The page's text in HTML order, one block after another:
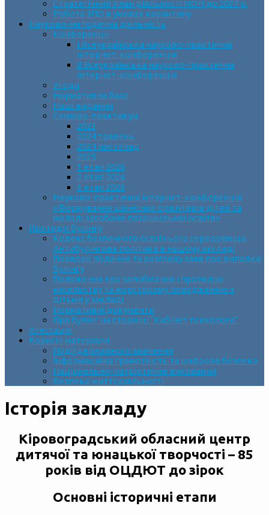
Стратегічний план діяльності МОН до 2027 р.
Робота ЗПО в умовах карантину
Науково-методична діяльність
Конференції
І Всеукраїнська науково-практична
інтернет-конференція
ІІ Всеукраїнська науково-практична
інтернет-конференція
Угоди
Нормативна база
Наші видання
Семінар-практикум
2023
2024 травень
2024 листопад
2025
1 етап 2026
2 етап 2026
3 етап 2026
Науково-практична інтернет-конференція
«Формування ціннісних орієнтирів дітей та
молоді засобами позашкільної освіти»
Протидія булінгу
Кодекс безпечного освітнього середовища.
Антибулінгова політика в нашому закладі
Порядок подання та розгляду заяв про випадки
булінгу
Положення про запобігання і протидію
насильству та жорстокому поводженню з
дітьми у закладі
Нормативні документи
Про булінг на сторінці “Кабінет психолога”
Атестація
Корисні матеріали
Події державного значення
Інформаційна грамотність та цифрова безпека
Національно-патріотичне виховання
Безпека життєдіяльності
Історія закладу
Кіровоградський обласний центр
дитячої та юнацької творчості – 85
років від ОЦДЮТ до зірок
Основні історичні етапи